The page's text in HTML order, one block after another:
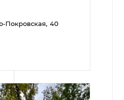
Покровская, 40